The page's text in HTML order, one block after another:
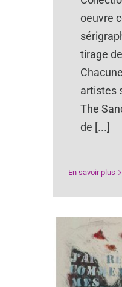
oeuvre
tirage
artistes
The
de [...]
En savoir plus